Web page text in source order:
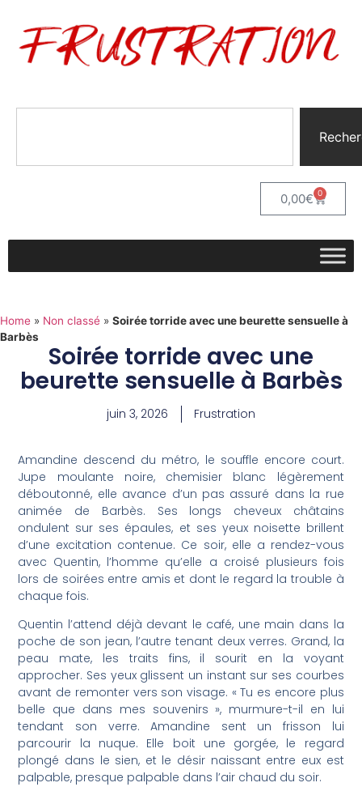
0,00€ 0
Home » Non classé » Soirée torride avec une beurette sensuelle à
Barbès
Soirée torride avec une
beurette sensuelle à Barbès
juin 3, 2026 Frustration
Amandine descend du métro, le souffle encore court.
Jupe moulante noire, chemisier blanc légèrement
déboutonné, elle avance d’un pas assuré dans la rue
animée de Barbès. Ses longs cheveux châtains
ondulent sur ses épaules, et ses yeux noisette brillent
d’une excitation contenue. Ce soir, elle a rendez-vous
avec Quentin, l’homme qu’elle a croisé plusieurs fois
lors de soirées entre amis et dont le regard la trouble à
chaque fois.
Quentin l’attend déjà devant le café, une main dans la
poche de son jean, l’autre tenant deux verres. Grand, la
peau mate, les traits fins, il sourit en la voyant
approcher. Ses yeux glissent un instant sur ses courbes
avant de remonter vers son visage. « Tu es encore plus
belle que dans mes souvenirs », murmure-t-il en lui
tendant son verre. Amandine sent un frisson lui
parcourir la nuque. Elle boit une gorgée, le regard
plongé dans le sien, et le désir naissant entre eux est
palpable, presque palpable dans l’air chaud du soir.